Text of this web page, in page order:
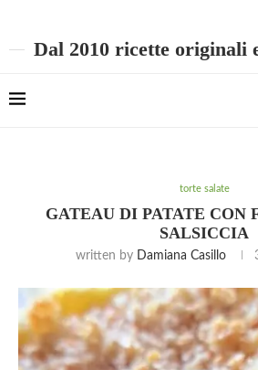
Dal 2010 ricette originali
torte salate
GATEAU DI PATATE CON
SALSICCIA
written by Damiana Casillo